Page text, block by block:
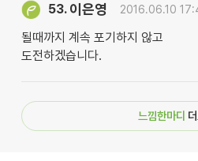
53. 이은영 2016.06.10
될때까지 계속 포기하지 않고
도전하겠습니다.
느낌한마디